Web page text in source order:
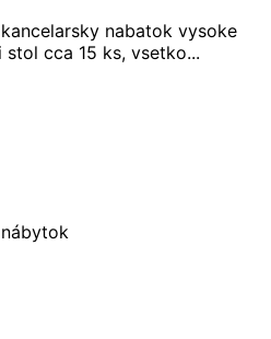
nabatok vysoke
cca 15 ks, vsetko...